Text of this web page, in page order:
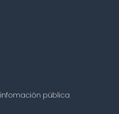
pública